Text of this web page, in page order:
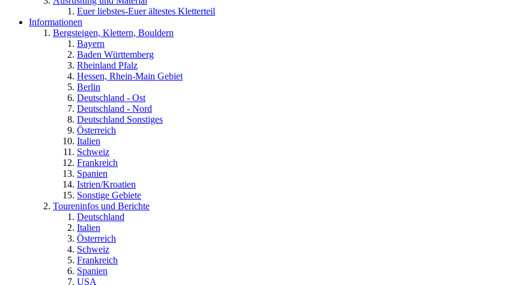
Euer liebstes-Euer ältestes Kletterteil
Informationen
Bergsteigen, Klettern, Bouldern
Bayern
Baden Württemberg
Rheinland Pfalz
Hessen, Rhein-Main Gebiet
Berlin
Deutschland - Ost
Deutschland - Nord
Deutschland Sonstiges
Österreich
Italien
Schweiz
Frankreich
Spanien
Istrien/Kroatien
Sonstige Gebiete
Toureninfos und Berichte
Deutschland
Italien
Österreich
Schweiz
Frankreich
Spanien
USA